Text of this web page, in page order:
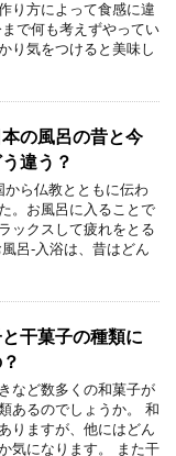
り方によって食感に違
で何も考えずやってい
り気をつけると美味し
の風呂の昔と今
違う？
から仏教とともに伝わ
。お風呂に入ることで
ックスして疲れをとる
呂-入浴は、昔はどん
干菓子の種類に
など数多くの和菓子が
あるのでしょうか。 和
りますが、他にはどん
気になります。 また干